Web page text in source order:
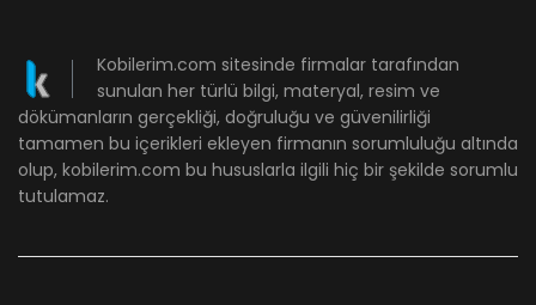
Kobilerim.com sitesinde firmalar tarafından
sunulan her türlü bilgi, materyal, resim ve
dökümanların gerçekliği, doğruluğu ve güvenilirliği
tamamen bu içerikleri ekleyen firmanın sorumluluğu altında
olup, kobilerim.com bu hususlarla ilgili hiç bir şekilde sorumlu
tutulamaz.